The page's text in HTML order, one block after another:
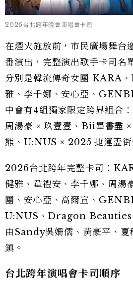
2026台北跨年晚會演唱會卡司
在煙火施放前，市民廣場舞台
番演出，完整演出歌手卡司名
分別是韓流傳奇女團 KARA
雅、李千娜、安心亞、
中會有4組獨家限定跨界組合
周湯豪 × 玖壹壹、Bii畢書盡
熊、U:NUS × 2025 捷運盃
2026台北跨年完整卡司：
健雅、韋禮安、李千娜、周湯
團、安心亞、高爾宣、
U:NUS、Dragon Beauties
由Sandy吳姍儒、黃豪平、夏
鎮。
台北跨年演唱會卡司順序